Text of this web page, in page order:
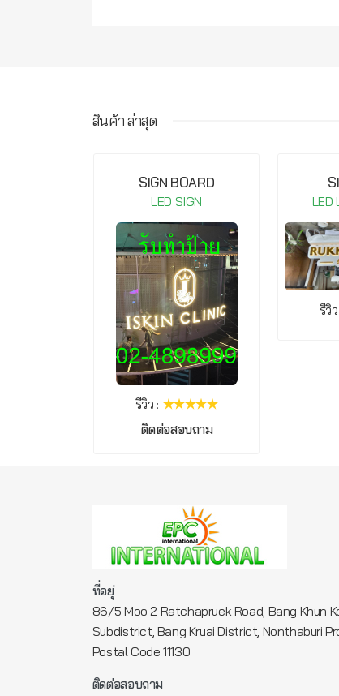
สินค้า ล่าสุด
SIGN BOARD
LED SIGN
รีวิว :
ติดต่อสอบถาม
LED
รีวิ
ที่อยุ่
86/5 Moo 2 Ratchapruek Road, Bang Khun
Subdistrict, Bang Kruai District, Nonthaburi
Postal Code 11130
ติดต่อสอบถาม